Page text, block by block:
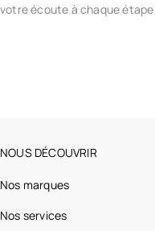
votre écoute à chaque étape
NOUS DÉCOUVRIR
Nos marques
Nos services